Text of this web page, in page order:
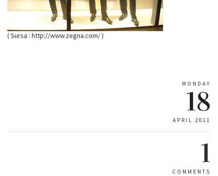
( Sursa : http://www.zegna.com/ )
MONDAY
18
APRIL 2011
1
COMMENTS